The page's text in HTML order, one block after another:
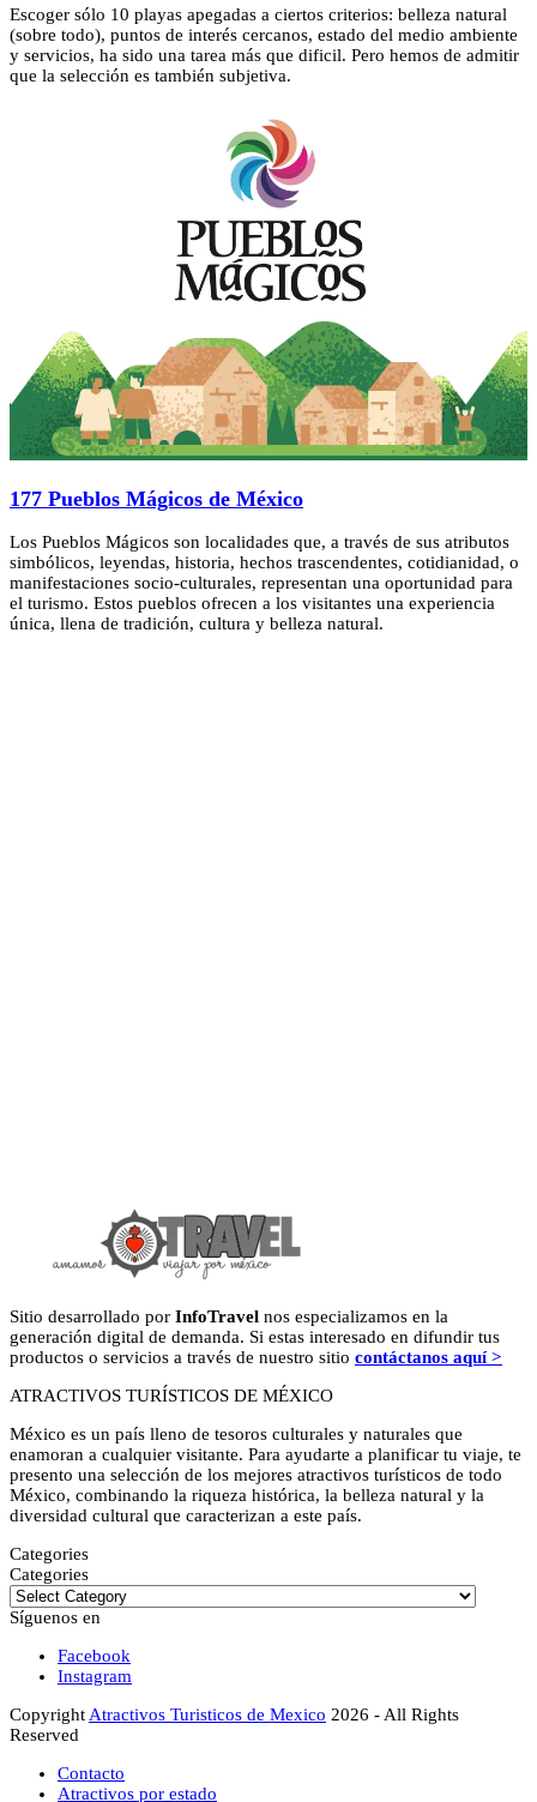
Escoger sólo 10 playas apegadas a ciertos criterios: belleza natural
(sobre todo), puntos de interés cercanos, estado del medio ambiente
y servicios, ha sido una tarea más que dificil. Pero hemos de admitir
que la selección es también subjetiva.
177 Pueblos Mágicos de México
Los Pueblos Mágicos son localidades que, a través de sus atributos
simbólicos, leyendas, historia, hechos trascendentes, cotidianidad, o
manifestaciones socio-culturales, representan una oportunidad para
el turismo. Estos pueblos ofrecen a los visitantes una experiencia
única, llena de tradición, cultura y belleza natural.
Sitio desarrollado por InfoTravel nos especializamos en la
generación digital de demanda. Si estas interesado en difundir tus
productos o servicios a través de nuestro sitio contáctanos aquí >
ATRACTIVOS TURÍSTICOS DE MÉXICO
México es un país lleno de tesoros culturales y naturales que
enamoran a cualquier visitante. Para ayudarte a planificar tu viaje, te
presento una selección de los mejores atractivos turísticos de todo
México, combinando la riqueza histórica, la belleza natural y la
diversidad cultural que caracterizan a este país.
Categories
Categories
Síguenos en
Facebook
Instagram
CopyrightAtractivos Turisticos de Mexico 2026 - All Rights
Reserved
Contacto
Atractivos por estado